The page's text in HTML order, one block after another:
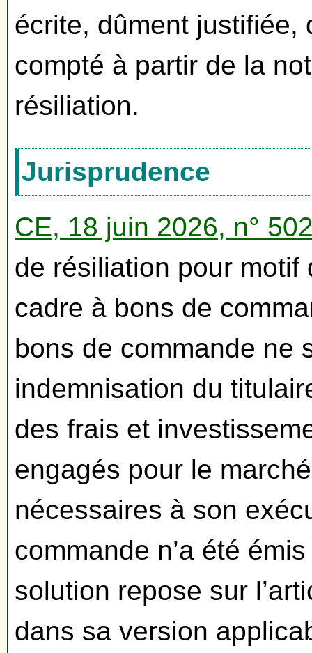
écrite, dûment justifiée,
compté à partir de la
résiliation.
Jurisprudence
CE, 18 juin 2026, n°
de résiliation pour motif
cadre à bons de
bons de commande ne
indemnisation du
des frais et
engagés pour le
nécessaires à son
commande n’a été
solution repose sur
dans sa version